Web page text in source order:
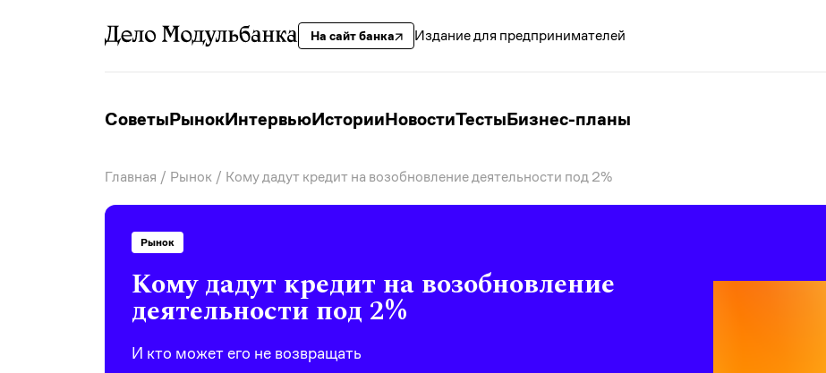
На сайт банка Издание для предпринимателей
СоветыРынокИнтервьюИсторииНовостиТестыБизнес-планы
Главная / Рынок / Кому дадут кредит на возобновление деятельности под 2%
Рынок
Кому дадут кредит на возобновление
деятельности под 2%
И кто может его не возвращать